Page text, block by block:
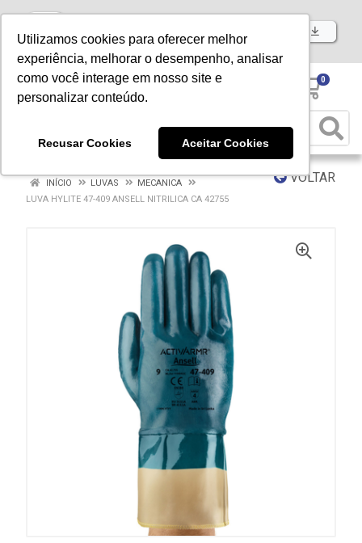
Utilizamos cookies para oferecer melhor
experiência, melhorar o desempenho, analisar
como você interage em nosso site e
personalizar conteúdo.
Recusar Cookies Aceitar Cookies
Baixe já nosso APP
0
VOLTAR
INÍCIO LUVAS
MECANICA
LUVA HYLITE 47-409 ANSELL NITRILICA CA 42755